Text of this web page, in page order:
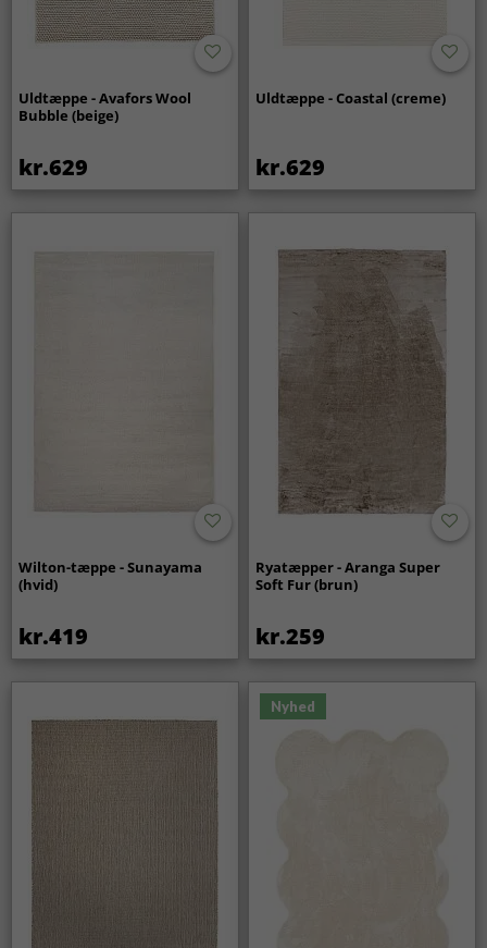
Uldtæppe - Avafors Wool
Bubble (beige)
kr.629
Uldtæppe - Coastal (creme)
kr.629
Wilton-tæppe - Sunayama
(hvid)
kr.419
Ryatæpper - Aranga Super
Soft Fur (brun)
kr.259
Nyhed